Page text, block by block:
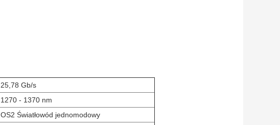
25,78 Gb/s
1270 - 1370 nm
OS2 Światłowód jednomodowy